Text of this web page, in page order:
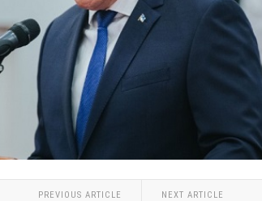
PREVIOUS ARTICLE NEXT ARTICLE